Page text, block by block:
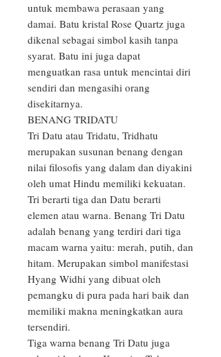
untuk membawa perasaan yang
damai. Batu kristal Rose Quartz juga
dikenal sebagai simbol kasih tanpa
syarat. Batu ini juga dapat
menguatkan rasa untuk mencintai diri
sendiri dan mengasihi orang
disekitarnya.
BENANG TRIDATU
Tri Datu atau Tridatu, Tridhatu
merupakan susunan benang dengan
nilai filosofis yang dalam dan diyakini
oleh umat Hindu memiliki kekuatan.
Tri berarti tiga dan Datu berarti
elemen atau warna. Benang Tri Datu
adalah benang yang terdiri dari tiga
macam warna yaitu: merah, putih, dan
hitam. Merupakan simbol manifestasi
Hyang Widhi yang dibuat oleh
pemangku di pura pada hari baik dan
memiliki makna meningkatkan aura
tersendiri.
Tiga warna benang Tri Datu juga